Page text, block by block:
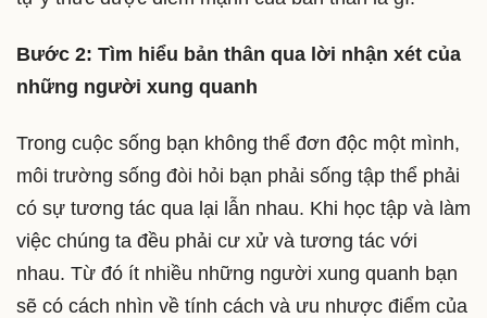
Bước 2: Tìm hiểu bản thân qua lời nhận xét của
những người xung quanh
Trong cuộc sống bạn không thể đơn độc một mình,
môi trường sống đòi hỏi bạn phải sống tập thể phải
có sự tương tác qua lại lẫn nhau. Khi học tập và làm
việc chúng ta đều phải cư xử và tương tác với
nhau. Từ đó ít nhiều những người xung quanh bạn
sẽ có cách nhìn về tính cách và ưu nhược điểm của